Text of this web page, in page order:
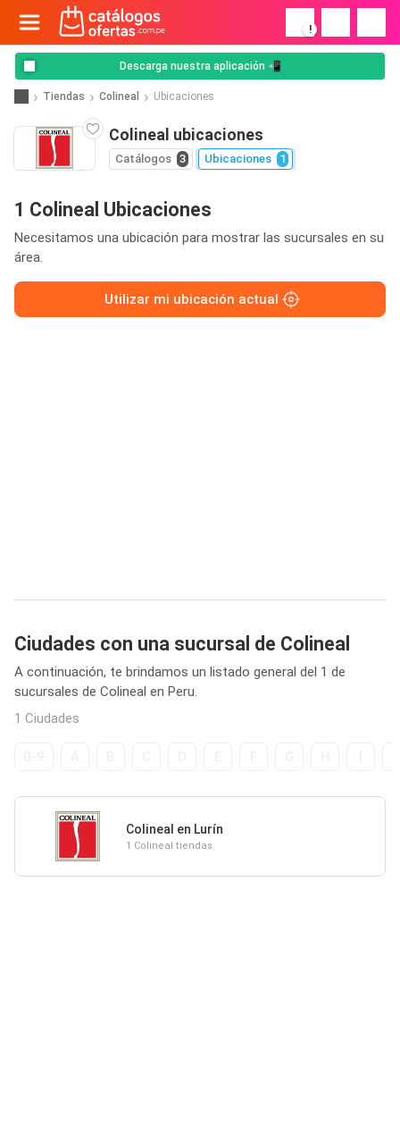
!
Descarga nuestra aplicación 📲
Tiendas Colineal Ubicaciones
Colineal ubicaciones
Catálogos 3 Ubicaciones 1
1 Colineal Ubicaciones
Necesitamos una ubicación para mostrar las sucursales en su
área.
Utilizar mi ubicación actual
Ciudades con una sucursal de Colineal
A continuación, te brindamos un listado general del 1 de
sucursales de Colineal en Peru.
1 Ciudades
Colineal en Lurín
1 Colineal tiendas